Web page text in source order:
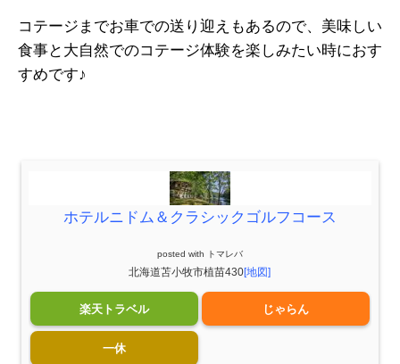
コテージまでお車での送り迎えもあるので、美味しい
食事と大自然でのコテージ体験を楽しみたい時におす
すめです♪
ホテルニドム＆クラシックゴルフコース
posted with トマレバ
北海道苫小牧市植苗430[地図]
楽天トラベル じゃらん
一休